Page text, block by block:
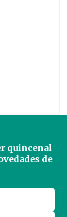
quincenal
de